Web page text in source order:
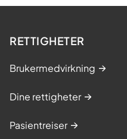
RETTIGHETER
Brukermedvirkning
Dine rettigheter
Pasientreiser